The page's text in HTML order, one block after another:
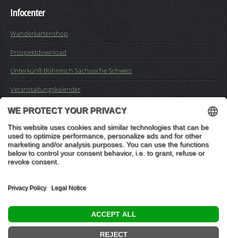
Infocenter
Wanderkartenshop
Prospektdownload
Unterkunft Böhmisch Sächsische Schweiz
Veranstaltungskalender
Impressum
Buchungsanfrage
"In den Wäldern sind Dinge, über die nachzudenken man jahrelang
im Moos liegen könnte." (Franz Kafka)